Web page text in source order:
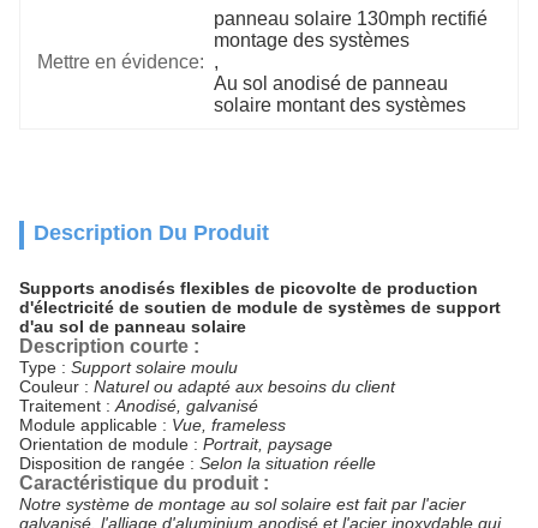
Mettre en évidence:
panneau solaire 130mph rectifié
montage des systèmes
,
Au sol anodisé de panneau
solaire montant des systèmes
Description Du Produit
Supports anodisés flexibles de picovolte de production
d'électricité de soutien de module de systèmes de support
d'au sol de panneau solaire
Description courte :
Type : Support solaire moulu
Couleur : Naturel ou adapté aux besoins du client
Traitement : Anodisé, galvanisé
Module applicable : Vue, frameless
Orientation de module : Portrait, paysage
Disposition de rangée : Selon la situation réelle
Caractéristique du produit :
Notre système de montage au sol solaire est fait par l'acier
galvanisé, l'alliage d'aluminium anodisé et l'acier inoxydable qui